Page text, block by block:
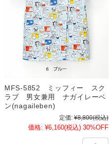
MFS-5852 ミッフィー スク
ラブ 男女兼用 ナガイレーベ
ン(nagaileben)
定価: ¥8,800(税込)
価格: ¥6,160(税込) 30%OFF